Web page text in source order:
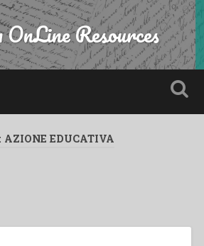
Resources
AZIONE EDUCATIVA